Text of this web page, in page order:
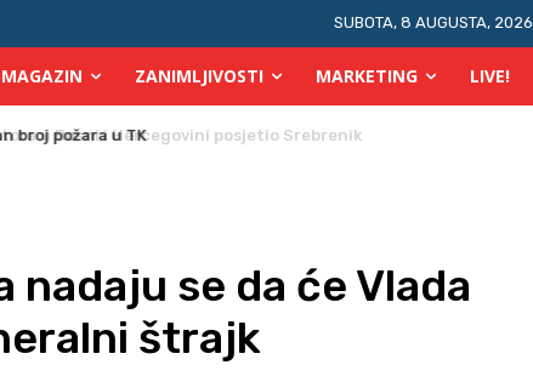
SUBOTA, 8 AUGUSTA, 2026
MAGAZIN ZANIMLJIVOSTI MARKETING LIVE!
broj požara u TK
nadaju se da će Vlada
štrajk